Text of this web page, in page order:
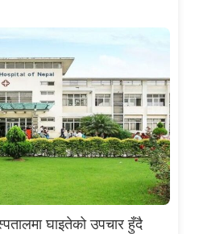
घाइतेको उपचार हुँदै